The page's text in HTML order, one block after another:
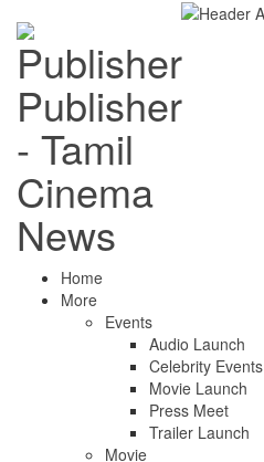
Publisher
- Tamil
Cinema
News
Home
More
Events
Audio Launch
Celebrity Events
Movie Launch
Press Meet
Trailer Launch
Movie